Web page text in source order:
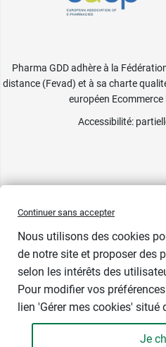
Pharma GDD adhère à la
distance (Fevad) et à sa charte
européen
Accessibilité:
Continuer sans accepter
Nous utilisons des cookies
de notre site et proposer des
selon les intérêts des
Pour modifier vos
lien 'Gérer mes cookies' situé
Je